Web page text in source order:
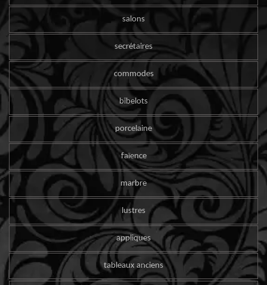
salons
secrétaires
commodes
bibelots
porcelaine
faïence
marbre
lustres
appliques
tableaux anciens